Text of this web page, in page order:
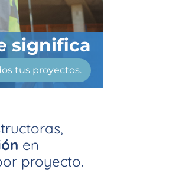
significa
tus proyectos.
en
proyecto.